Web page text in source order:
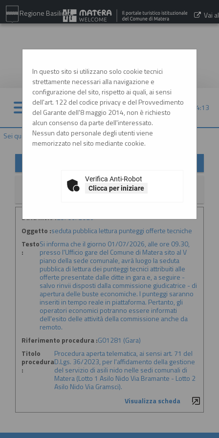
Regione Basilicata Vai al
10/08/2026 14:13
Sei qui: Home»Informazioni»News
In questo sito si utilizzano solo cookie tecnici
strettamente necessari alla navigazione e
configurazione del sito, rispetto ai quali, ai sensi
dell'art. 122 del codice privacy e del Provvedimento
del Garante dell'8 maggio 2014, non è richiesto
alcun consenso da parte dell'interessato.
Nessun dato personale degli utenti viene
memorizzato nel sito mediante cookie.
Verifica Anti-Robot
Clicca per iniziare
La ricerca ha restituito 1 risultati.
Data invio :29/06/2026
Oggetto :seduta pubblica lettura punteggi offerte tecniche
Testo
:
Si informa che il giorno 01/07/2026, alle ore 09.30,
presso l'Ufficio gare del Comune di Matera sito al V
piano della sede comunale, avrà luogo la seduta
pubblica di lettura dei punteggi tecnici attribuiti alle
offerte presentate dalle ditte in gara e, a seguire -
salvo rinvii disposti dalla commissione giudicatrice - di
apertura delle buste economiche. I punteggi saranno
inseriti in tempo reale in piattaforma. Pertanto, gli
operatori economici potranno essere informati
dell'esito delle attività della commissione anche da
remoto.
Riferimento procedura :G01281 (Gara)
Titolo
procedura
:
Procedura aperta telematica, ai sensi art. 71 del
D.Lgs. 36/2023, per l'affidamento della gestione
del servizio di asili nido nelle sedi comunali di
Matera (Lotto 1 Asilo Nido Via Bramante - Lotto 2
Asilo Nido Via Gramsci).
Visualizza scheda